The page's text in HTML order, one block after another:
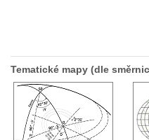
Tematické mapy (dle